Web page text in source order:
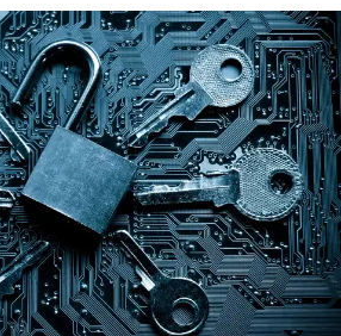
Security